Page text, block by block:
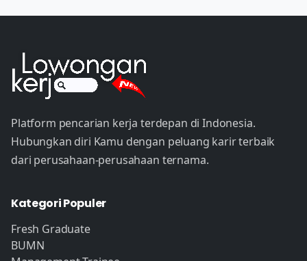
Platform pencarian kerja terdepan di Indonesia.
Hubungkan diri Kamu dengan peluang karir terbaik
dari perusahaan-perusahaan ternama.
Kategori Populer
Fresh Graduate
BUMN